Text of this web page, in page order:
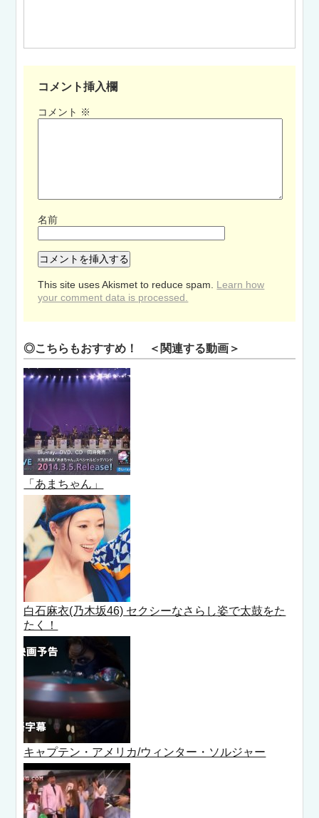
コメント挿入欄
コメント ※
名前
This site uses Akismet to reduce spam. Learn how
your comment data is processed.
◎こちらもおすすめ！ ＜関連する動画＞
「あまちゃん」
白石麻衣(乃木坂46) セクシーなさらし姿で太鼓をた
たく！
キャプテン・アメリカ/ウィンター・ソルジャー